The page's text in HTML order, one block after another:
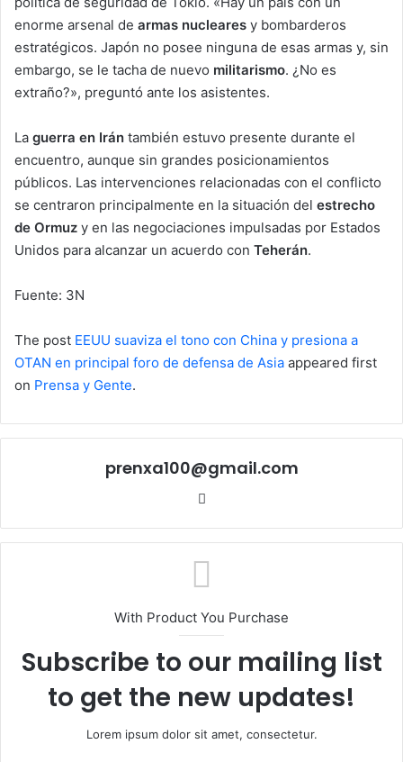
enorme arsenal de armas nucleares y bombarderos
estratégicos. Japón no posee ninguna de esas armas y, sin
embargo, se le tacha de nuevo militarismo. ¿No es
extraño?», preguntó ante los asistentes.
La guerra en Irán también estuvo presente durante el
encuentro, aunque sin grandes posicionamientos
públicos. Las intervenciones relacionadas con el conflicto
se centraron principalmente en la situación del estrecho
de Ormuz y en las negociaciones impulsadas por Estados
Unidos para alcanzar un acuerdo con Teherán.
Fuente: 3N
The post EEUU suaviza el tono con China y presiona a
OTAN en principal foro de defensa de Asia appeared first
on Prensa y Gente.
prenxa100@gmail.com
With Product You Purchase
Subscribe to our mailing list
to get the new updates!
Lorem ipsum dolor sit amet, consectetur.